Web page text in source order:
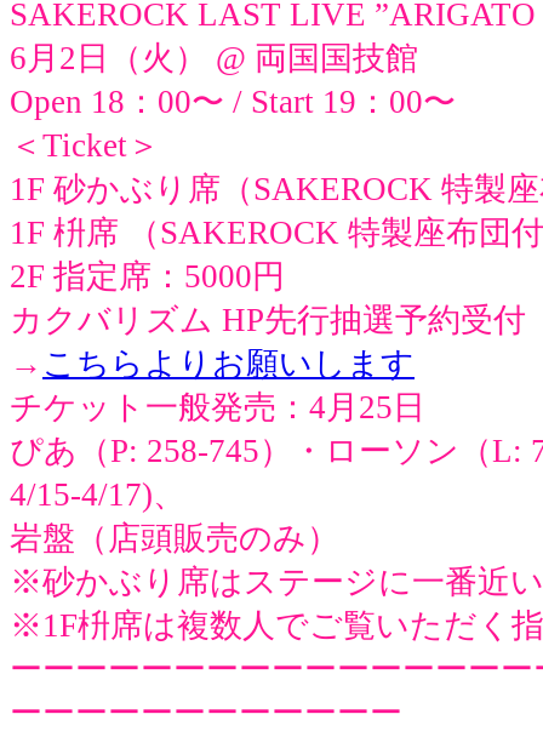
SAKEROCK LAST LIVE ”ARIGATO
6月2日（火） @ 両国国技館
Open 18：00〜 / Start 19：00〜
＜Ticket＞
1F 砂かぶり席（SAKEROCK 特製
1F 枡席 （SAKEROCK 特製座布団
2F 指定席：5000円
カクバリズム HP先行抽選予約受付
→ こちらよりお願いします
チケット一般発売：4月25日
ぴあ（P: 258-745）・ローソン（L:
4/15-4/17)、
岩盤（店頭販売のみ）
※砂かぶり席はステージに一番近
※1F枡席は複数人でご覧いただく
ーーーーーーーーーーーーーーー
ーーーーーーーーーーーー